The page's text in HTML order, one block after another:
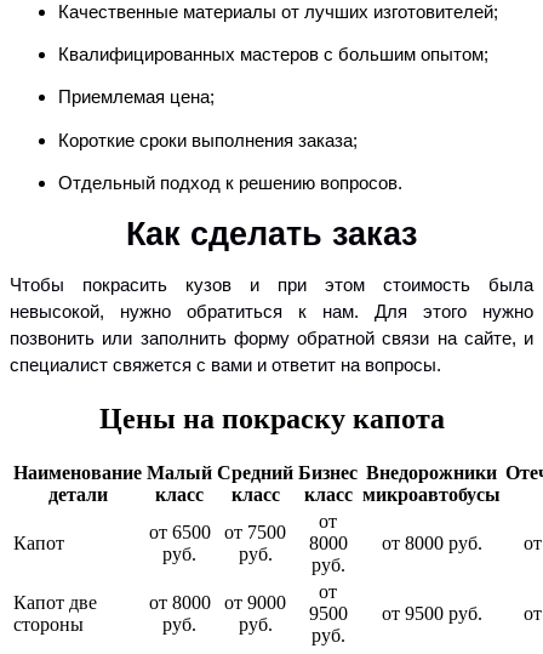
Качественные материалы от лучших изготовителей;
Квалифицированных мастеров с большим опытом;
Приемлемая цена;
Короткие сроки выполнения заказа;
Отдельный подход к решению вопросов.
Как сделать заказ
Чтобы покрасить кузов и при этом стоимость была
невысокой, нужно обратиться к нам. Для этого нужно
позвонить или заполнить форму обратной связи на сайте, и
специалист свяжется с вами и ответит на вопросы.
Цены на покраску капота
Наименование
детали
Малый
класс
Средний
класс
Бизнес
класс
Внедорожники
микроавтобусы
Капот
от 6500
руб.
от 7500
руб.
от
8000
руб.
от 8000 руб.
Капот две
стороны
от 8000
руб.
от 9000
руб.
от
9500
руб.
от 9500 руб.